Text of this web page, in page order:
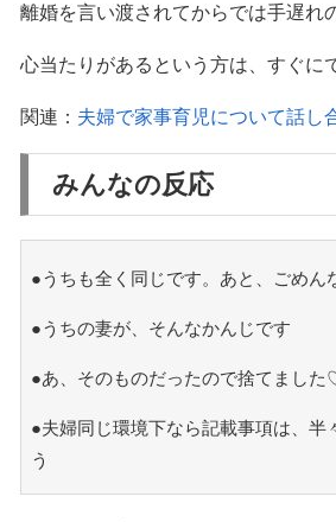
離婚を言い渡されてからでは手遅れ
心当たりがあるという方は、すぐに
関連： 夫婦で家事育児について話
みんなの反応
●うちも全く同じです。あと、ごめん
●うちの妻が、そんなかんじです
●あ、そのものだったので捨てまし
●夫婦同じ環境下なら記載事項は、半
う